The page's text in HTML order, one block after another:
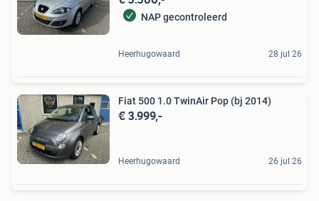
NAP gecontroleerd
Heerhugowaard 28 jul 26
Fiat 500 1.0 TwinAir Pop (bj 2014)
€ 3.999,-
Heerhugowaard 26 jul 26